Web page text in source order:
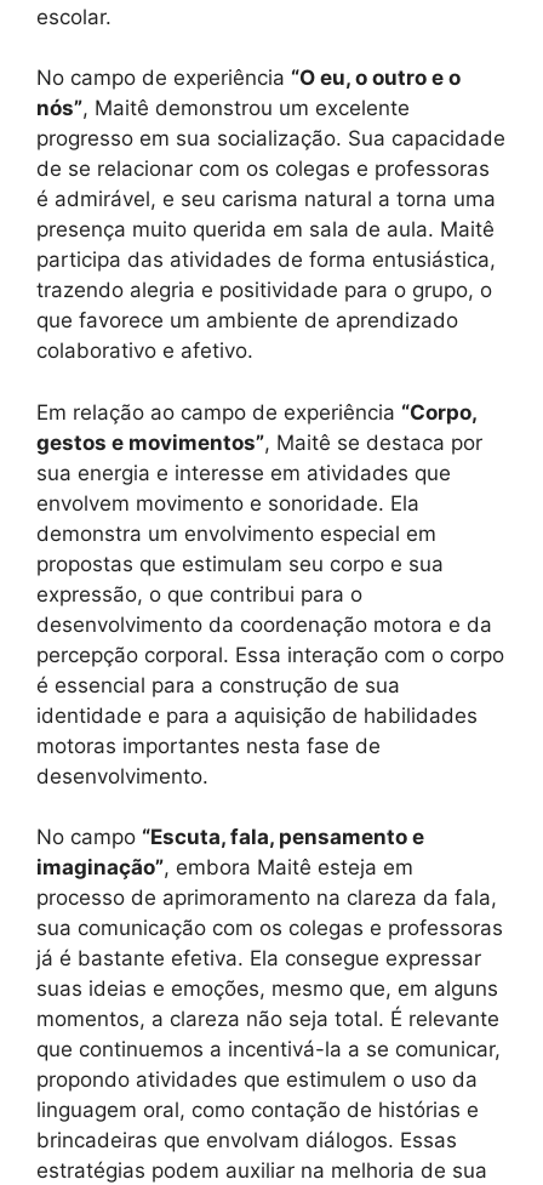
escolar.
No campo de experiência “O eu, o outro e o
nós”, Maitê demonstrou um excelente
progresso em sua socialização. Sua capacidade
de se relacionar com os colegas e professoras
é admirável, e seu carisma natural a torna uma
presença muito querida em sala de aula. Maitê
participa das atividades de forma entusiástica,
trazendo alegria e positividade para o grupo, o
que favorece um ambiente de aprendizado
colaborativo e afetivo.
Em relação ao campo de experiência “Corpo,
gestos e movimentos”, Maitê se destaca por
sua energia e interesse em atividades que
envolvem movimento e sonoridade. Ela
demonstra um envolvimento especial em
propostas que estimulam seu corpo e sua
expressão, o que contribui para o
desenvolvimento da coordenação motora e da
percepção corporal. Essa interação com o corpo
é essencial para a construção de sua
identidade e para a aquisição de habilidades
motoras importantes nesta fase de
desenvolvimento.
No campo “Escuta, fala, pensamento e
imaginação”, embora Maitê esteja em
processo de aprimoramento na clareza da fala,
sua comunicação com os colegas e professoras
já é bastante efetiva. Ela consegue expressar
suas ideias e emoções, mesmo que, em alguns
momentos, a clareza não seja total. É relevante
que continuemos a incentivá-la a se comunicar,
propondo atividades que estimulem o uso da
linguagem oral, como contação de histórias e
brincadeiras que envolvam diálogos. Essas
estratégias podem auxiliar na melhoria de sua